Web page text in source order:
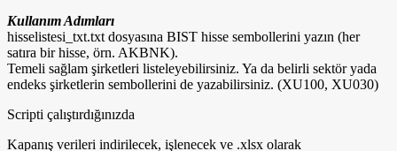
Kullanım Adımları
hisselistesi_txt.txt dosyasına BIST hisse sembollerini yazın (her
satıra bir hisse, örn. AKBNK).
Temeli sağlam şirketleri listeleyebilirsiniz. Ya da belirli sektör yada
endeks şirketlerin sembollerini de yazabilirsiniz. (XU100, XU030)
Scripti çalıştırdığınızda
Kapanış verileri indirilecek, işlenecek ve .xlsx olarak